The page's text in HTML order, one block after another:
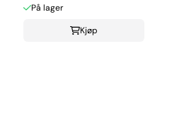
På lager
Kjøp